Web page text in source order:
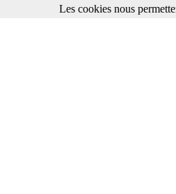
Les cookies nous